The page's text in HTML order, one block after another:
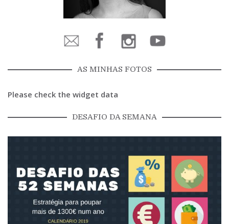
AS MINHAS FOTOS
Please check the widget data
DESAFIO DA SEMANA